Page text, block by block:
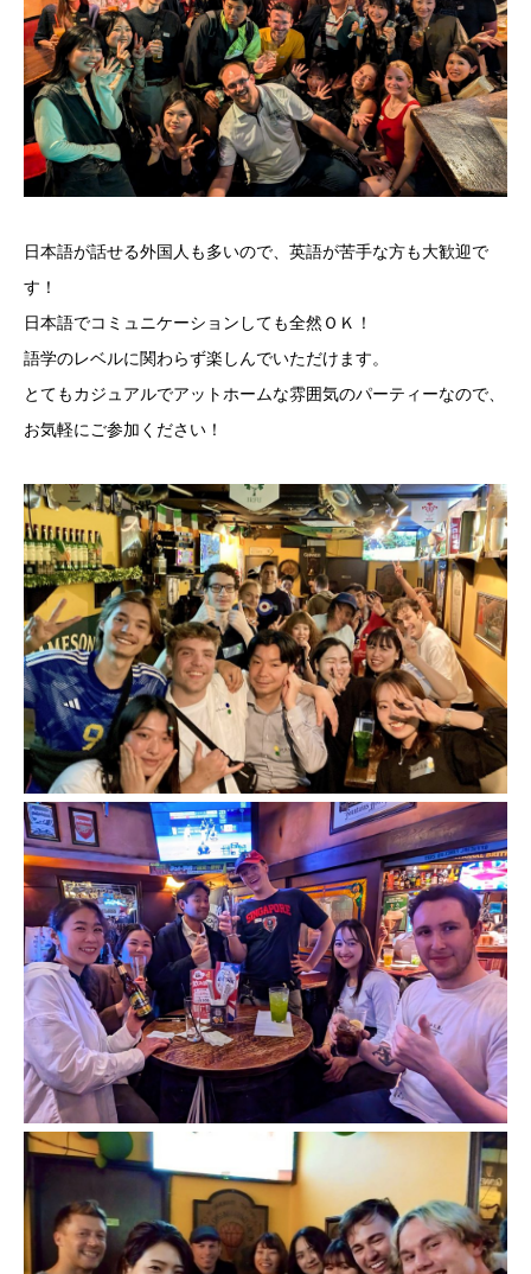
日本語が話せる外国人も多いので、英語が苦手な方も大歓迎で
す！
日本語でコミュニケーションしても全然ＯＫ！
語学のレベルに関わらず楽しんでいただけます。
とてもカジュアルでアットホームな雰囲気のパーティーなので、
お気軽にご参加ください！